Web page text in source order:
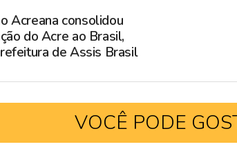
Acreana consolidou
do Acre ao Brasil,
de Assis Brasil
VOCÊ PODE